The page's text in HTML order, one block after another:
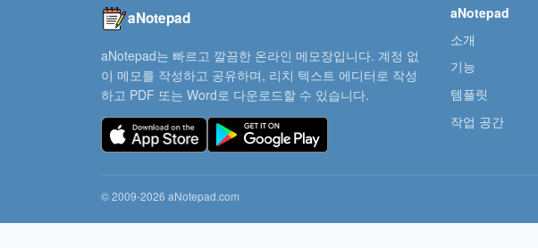
aNotepad
aNotepad는 빠르고 깔끔한 온라인 메모장입니다. 계정 없
이 메모를 작성하고 공유하며, 리치 텍스트 에디터로 작성
하고 PDF 또는 Word로 다운로드할 수 있습니다.
aNotepad
소개
기능
템플릿
작업 공간
© 2009-2026 aNotepad.com